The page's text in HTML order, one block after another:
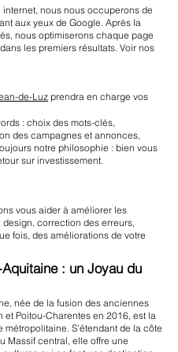
nous nous occuperons de
aux yeux de Google. Après la
nous optimiserons chaque page
les premiers résultats. Voir nos
de-Luz prendra en charge vos
: choix des mots-clés,
des campagnes et annonces,
notre philosophie : bien vous
sur investissement.
vous aider à améliorer les
correction des erreurs,
fois, des améliorations de votre
: un Joyau du
née de la fusion des anciennes
Poitou-Charentes en 2016, est la
métropolitaine. S'étendant de la côte
Massif central, elle offre une